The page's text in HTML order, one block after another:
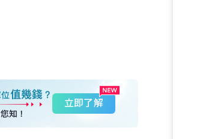
立即了解